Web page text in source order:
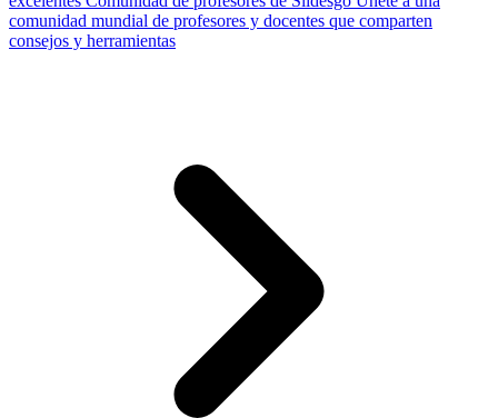
comunidad mundial de profesores y docentes que comparten
consejos y herramientas